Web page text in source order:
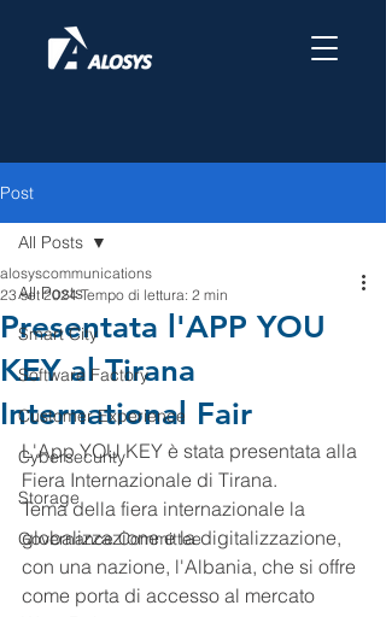
Post
All Posts
Smart City
Software Factory
Customer Experience
Cybersecurity
Storage
Governance Committee
All Posts
Presentata l'APP YOU
KEY al Tirana
International Fair
alosyscommunications
23 set 2024 Tempo di lettura: 2 min
L'App YOU KEY è stata presentata alla
Fiera Internazionale di Tirana.
Tema della fiera internazionale la
globalizzazione e la digitalizzazione,
con una nazione, l'Albania, che si offre
come porta di accesso al mercato